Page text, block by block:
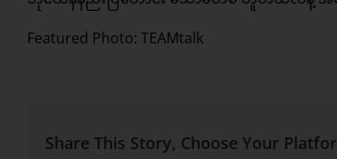
Featured Photo: TEAMtalk
Share This Story, Choose Your